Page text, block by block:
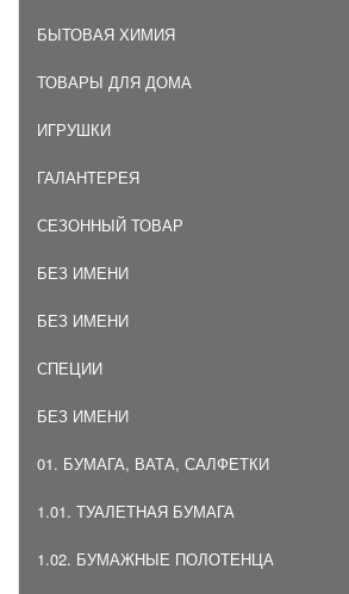
БЫТОВАЯ ХИМИЯ
ТОВАРЫ ДЛЯ ДОМА
ИГРУШКИ
ГАЛАНТЕРЕЯ
СЕЗОННЫЙ ТОВАР
БЕЗ ИМЕНИ
БЕЗ ИМЕНИ
СПЕЦИИ
БЕЗ ИМЕНИ
01. БУМАГА, ВАТА, САЛФЕТКИ
1.01. ТУАЛЕТНАЯ БУМАГА
1.02. БУМАЖНЫЕ ПОЛОТЕНЦА